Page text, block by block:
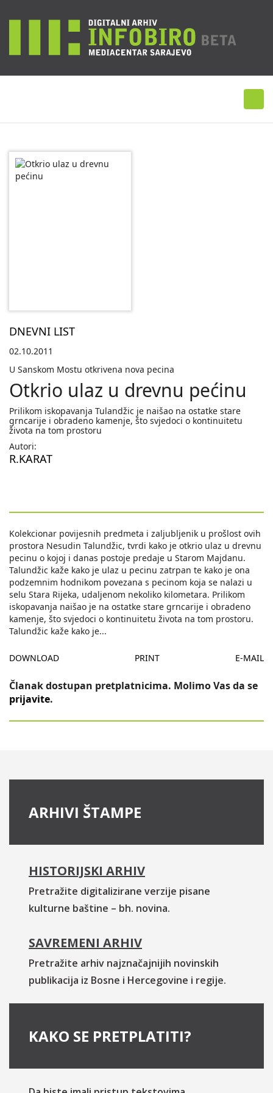
DNEVNI LIST
02.10.2011
U Sanskom Mostu otkrivena nova pecina
Otkrio ulaz u drevnu pećinu
Prilikom iskopavanja Tulandžic je naišao na ostatke stare
grncarije i obradeno kamenje, što svjedoci o kontinuitetu
života na tom prostoru
Autori:
R.KARAT
Kolekcionar povijesnih predmeta i zaljubljenik u prošlost ovih
prostora Nesudin Talundžic, tvrdi kako je otkrio ulaz u drevnu
pecinu o kojoj i danas postoje predaje u Starom Majdanu.
Talundžic kaže kako je ulaz u pecinu zatrpan te kako je ona
podzemnim hodnikom povezana s pecinom koja se nalazi u
selu Stara Rijeka, udaljenom nekoliko kilometara. Prilikom
iskopavanja naišao je na ostatke stare grncarije i obradeno
kamenje, što svjedoci o kontinuitetu života na tom prostoru.
Talundžic kaže kako je...
DOWNLOAD PRINT E-MAIL
Članak dostupan pretplatnicima. Molimo Vas da se
prijavite.
ARHIVI ŠTAMPE
HISTORIJSKI ARHIV
Pretražite digitalizirane verzije pisane
kulturne baštine – bh. novina.
SAVREMENI ARHIV
Pretražite arhiv najznačajnijih novinskih
publikacija iz Bosne i Hercegovine i regije.
KAKO SE PRETPLATITI?